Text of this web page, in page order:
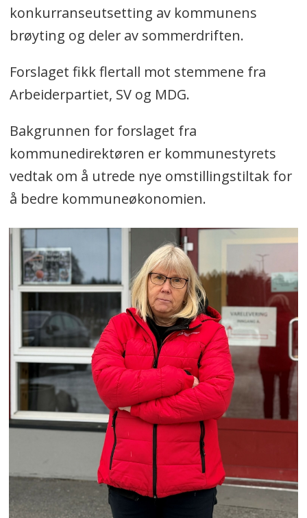
konkurranseutsetting av kommunens
brøyting og deler av sommerdriften.
Forslaget fikk flertall mot stemmene fra
Arbeiderpartiet, SV og MDG.
Bakgrunnen for forslaget fra
kommunedirektøren er kommunestyrets
vedtak om å utrede nye omstillingstiltak for
å bedre kommuneøkonomien.